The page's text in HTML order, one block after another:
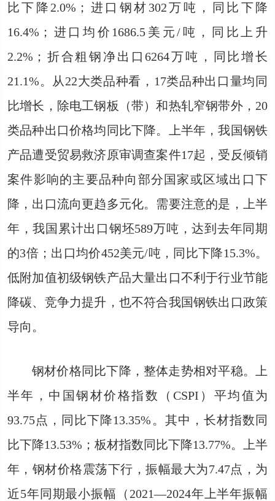
比下降2.0%；进口钢材302万吨，同比下降
16.4%；进口均价1686.5美元/吨，同比上升
2.2%；折合粗钢净出口6264万吨，同比增长
21.1%。从22大类品种看，17类品种出口量均同
比增长，除电工钢板（带）和热轧窄钢带外，20
类品种出口价格均同比下降。上半年，我国钢铁
产品遭受贸易救济原审调查案件17起，受反倾销
案件影响的主要品种向部分国家或区域出口下
降，出口流向更趋多元化。需要注意的是，上半
年，我国累计出口钢坯589万吨，达到去年同期
的3倍；出口均价452美元/吨，同比下降15.3%。
低附加值初级钢铁产品大量出口不利于行业节能
降碳、竞争力提升，也不符合我国钢铁出口政策
导向。
钢材价格同比下降，整体走势相对平稳。上
半年，中国钢材价格指数（CSPI）平均值为
93.75点，同比下降13.35%。其中，长材指数同
比下降13.53%；板材指数同比下降13.77%。上半
年，钢材价格震荡下行，振幅最大为7.47点，为
近5年同期最小振幅（2021—2024年上半年振幅